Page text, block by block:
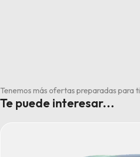
Tenemos más ofertas preparadas para ti
Te puede interesar...